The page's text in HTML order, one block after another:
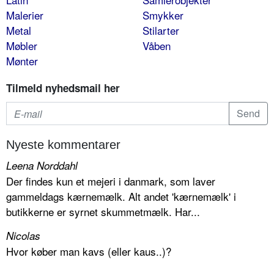
Malerier
Metal
Møbler
Mønter
Smykker
Stilarter
Våben
Tilmeld nyhedsmail her
Nyeste kommentarer
Leena Norddahl
Der findes kun et mejeri i danmark, som laver
gammeldags kærnemælk. Alt andet 'kærnemælk' i
butikkerne er syrnet skummetmælk. Har...
Nicolas
Hvor køber man kavs (eller kaus..)?